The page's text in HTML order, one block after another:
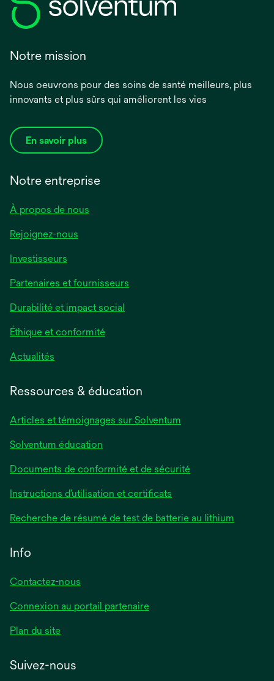
Notre mission
Nous oeuvrons pour des soins de santé meilleurs, plus
innovants et plus sûrs qui améliorent les vies
En savoir plus
Notre entreprise
À propos de nous
Rejoignez-nous
Investisseurs
Partenaires et fournisseurs
Durabilité et impact social
Éthique et conformité
Actualités
Ressources & éducation
Articles et témoignages sur Solventum
Solventum éducation
Documents de conformité et de sécurité
Instructions d’utilisation et certificats
Recherche de résumé de test de batterie au lithium
Info
Contactez-nous
Connexion au portail partenaire
Plan du site
Suivez-nous